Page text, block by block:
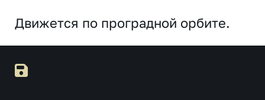
Движется по проградной орбите.